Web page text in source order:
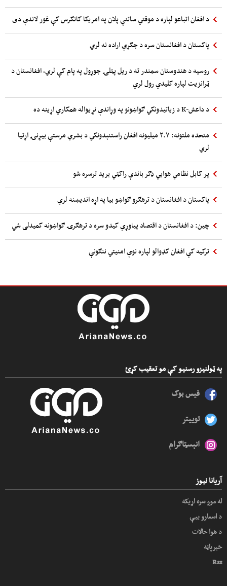
د افغان اتباعو لپاره د موقتي ساتنې پلان په امریکا کانګرس کې غور لاندې دی
پاکستان د افغانستان سره د جګړې اراده نه لري
روسیه د هندوستان سمندر ته د ریل پټلۍ جوړول په پام کې لري، افغانستان د
ټرانزیت لپاره کلیدي رول لري
د داعش-K د زیاتیدونکي ګواښونو په وړاندې نړیواله همکاري اړینه ده
متحده ملتونه: ۲.۷ میلیونه افغان راستنېدونکي د بشري مرستې بیړنۍ اړتیا
لري
پر کابل نظامي هوایي ډګر باندې راکټي برید ترسره شو
پاکستان د افغانستان د ترهګرو ګواښو بیا په اړه اندیښنه لري
چین: د افغانستان د اقتصاد پیاوړي کیدو سره د ترهګرۍ ګواښونه کمیدلی شي
ترکیه کې افغان کډوالو لپاره نوې امنیتي ننګونې
په ټولنیزو رسنیو کې مو تعقیب کړئ
فیس بوک
توییتر
انېسټاګرام
آریانا نیوز
له موږ سره اړیکه
د اسعارو بیې
د هوا حالات
خبرپاڼه
Rss